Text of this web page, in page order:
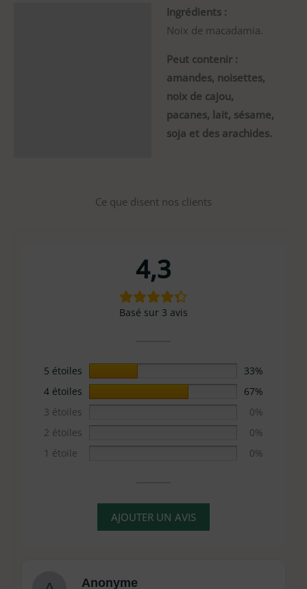
Ingrédients :
Noix de macadamia.
Peut contenir :
amandes, noisettes,
noix de cajou,
pacanes, lait, sésame,
soja et des arachides.
Ce que disent nos clients
4,3
Basé sur 3 avis
5 étoiles
33%
4 étoiles
67%
3 étoiles
0%
2 étoiles
0%
1 étoile
0%
AJOUTER UN AVIS
Anonyme